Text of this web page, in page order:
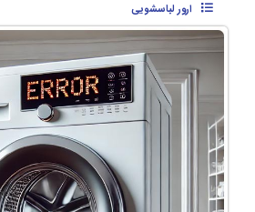
ارور لباسشویی